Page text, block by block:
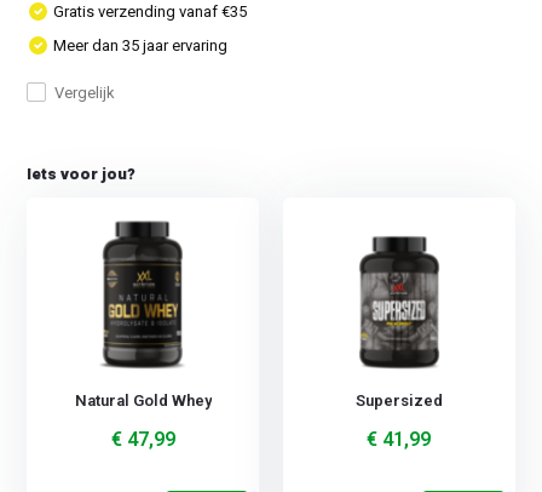
Gratis verzending vanaf €35
Meer dan 35 jaar ervaring
Vergelijk
Iets voor jou?
Natural Gold Whey
€ 47,99
Supersized
€ 41,99